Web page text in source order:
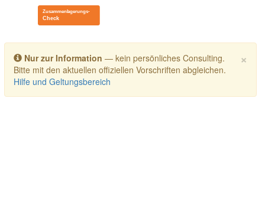
Toggle navigation
×
Nur zur Information — kein persönliches Consulting.
Bitte mit den aktuellen offiziellen Vorschriften abgleichen.
Hilfe und Geltungsbereich